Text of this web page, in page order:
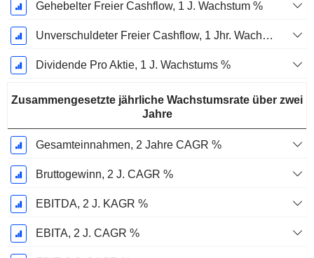
Gehebelter Freier Cashflow, 1 J. Wachstum %
Unverschuldeter Freier Cashflow, 1 Jhr. Wachstum %
Dividende Pro Aktie, 1 J. Wachstums %
Zusammengesetzte jährliche Wachstumsrate über zwei
Jahre
Gesamteinnahmen, 2 Jahre CAGR %
Bruttogewinn, 2 J. CAGR %
EBITDA, 2 J. KAGR %
EBITA, 2 J. CAGR %